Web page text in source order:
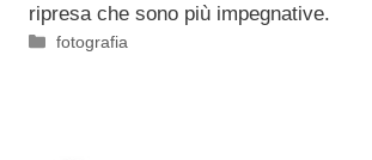
ripresa che sono più impegnative.
Categorie
fotografia